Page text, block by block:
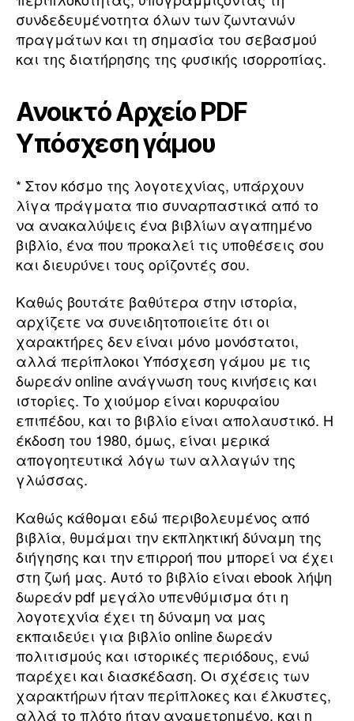
συνδεδευμένοτητα όλων των ζωντανών
πραγμάτων και τη σημασία του σεβασμού
και της διατήρησης της φυσικής ισορροπίας.
Ανοικτό Αρχείο PDF
Υπόσχεση γάμου
* Στον κόσμο της λογοτεχνίας, υπάρχουν
λίγα πράγματα πιο συναρπαστικά από το
να ανακαλύψεις ένα βιβλίων αγαπημένο
βιβλίο, ένα που προκαλεί τις υποθέσεις σου
και διευρύνει τους ορίζοντές σου.
Καθώς βουτάτε βαθύτερα στην ιστορία,
αρχίζετε να συνειδητοποιείτε ότι οι
χαρακτήρες δεν είναι μόνο μονόστατοι,
αλλά περίπλοκοι Υπόσχεση γάμου με τις
δωρεάν online ανάγνωση τους κινήσεις και
ιστορίες. Το χιούμορ είναι κορυφαίου
επιπέδου, και το βιβλίο είναι απολαυστικό. Η
έκδοση του 1980, όμως, είναι μερικά
απογοητευτικά λόγω των αλλαγών της
γλώσσας.
Καθώς κάθομαι εδώ περιβολευμένος από
βιβλία, θυμάμαι την εκπληκτική δύναμη της
διήγησης και την επιρροή που μπορεί να έχει
στη ζωή μας. Αυτό το βιβλίο είναι ebook λήψη
δωρεάν pdf μεγάλο υπενθύμισμα ότι η
λογοτεχνία έχει τη δύναμη να μας
εκπαιδεύει για βιβλίο online δωρεάν
πολιτισμούς και ιστορικές περιόδους, ενώ
παρέχει και διασκέδαση. Οι σχέσεις των
χαρακτήρων ήταν περίπλοκες και έλκυστες,
αλλά το πλότο ήταν αναμετρημένο, και η